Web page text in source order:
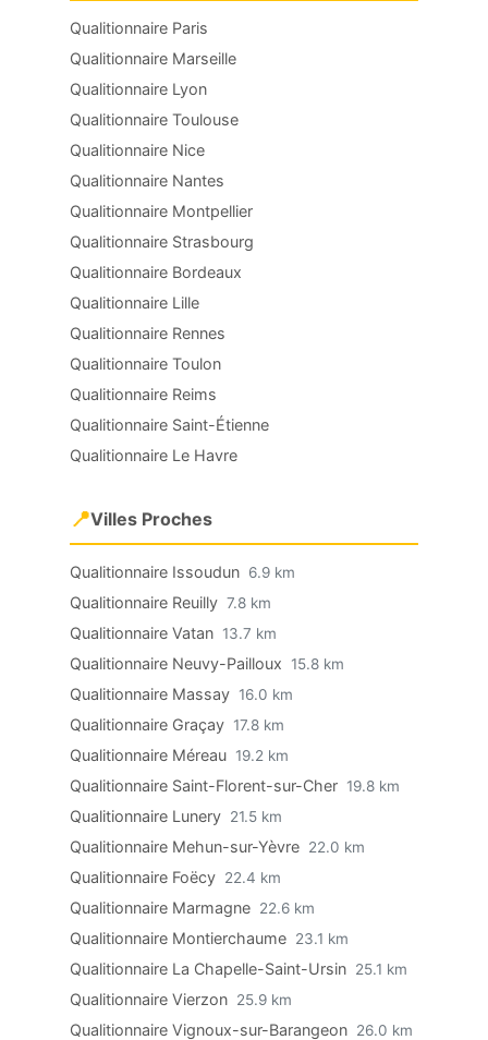
Qualitionnaire Paris
Qualitionnaire Marseille
Qualitionnaire Lyon
Qualitionnaire Toulouse
Qualitionnaire Nice
Qualitionnaire Nantes
Qualitionnaire Montpellier
Qualitionnaire Strasbourg
Qualitionnaire Bordeaux
Qualitionnaire Lille
Qualitionnaire Rennes
Qualitionnaire Toulon
Qualitionnaire Reims
Qualitionnaire Saint-Étienne
Qualitionnaire Le Havre
📍Villes Proches
Qualitionnaire Issoudun 6.9 km
Qualitionnaire Reuilly 7.8 km
Qualitionnaire Vatan 13.7 km
Qualitionnaire Neuvy-Pailloux 15.8 km
Qualitionnaire Massay 16.0 km
Qualitionnaire Graçay 17.8 km
Qualitionnaire Méreau 19.2 km
Qualitionnaire Saint-Florent-sur-Cher 19.8 km
Qualitionnaire Lunery 21.5 km
Qualitionnaire Mehun-sur-Yèvre 22.0 km
Qualitionnaire Foëcy 22.4 km
Qualitionnaire Marmagne 22.6 km
Qualitionnaire Montierchaume 23.1 km
Qualitionnaire La Chapelle-Saint-Ursin 25.1 km
Qualitionnaire Vierzon 25.9 km
Qualitionnaire Vignoux-sur-Barangeon 26.0 km